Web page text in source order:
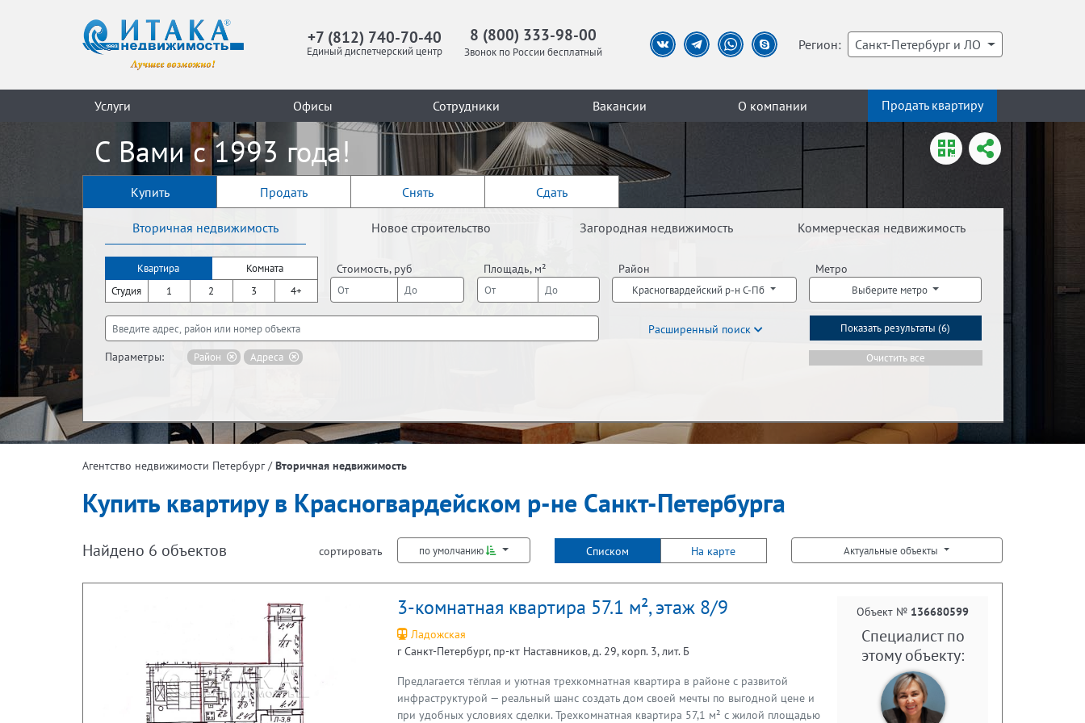
+7 (812) 740-70-40
Единый диспетчерский центр
8 (800) 333-98-00
Звонок по России бесплатный Регион: Санкт-Петербург и ЛО
Услуги Офисы Сотрудники Вакансии О компании Продать квартиру
С Вами с 1993 года!
Купить Продать Снять Сдать
Вторичная недвижимость Новое строительство Загородная недвижимость Коммерческая недвижимость
Квартира
Комната
Студия
1 2 3 4+
Стоимость, руб Площадь, м² Район
Красногвардейский р-н С-Пб
Метро
Выберите метро
Расширенный поиск Показать результаты (6)
Параметры: Район Адреса Очистить все
Жилая площадь, м²
Этаж
Показать за
Не первый
Не последний Лифт Встречная покупка
Агентство недвижимости Петербург /Вторичная недвижимость
Купить квартиру в Красногвардейском р-не Санкт-Петербурга
Найдено 6 объектов сортировать по умолчанию Списком На карте Актуальные объекты
Следующая Предыдущая
3-комнатная квартира 57.1 м², этаж 8/9
Ладожская
г Санкт-Петербург, пр-кт Наставников, д. 29, корп. 3, лит. Б
Предлагается тёплая и уютная трехкомнатная квартира в районе с развитой
инфраструктурой — реальный шанс создать дом своей мечты по выгодной цене и
при удобных условиях сделки. Трехкомнатная квартира 57,1 м² с жилой площадью
Объект № 136680599
Специалист по
этому объекту: